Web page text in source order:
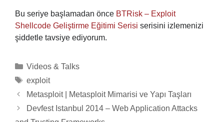
Bu seriye başlamadan önce BTRisk – Exploit
Shellcode Geliştirme Eğitimi Serisi serisini izlemenizi
şiddetle tavsiye ediyorum.
Categories
Videos & Talks
Tags
exploit
Metasploit | Metasploit Mimarisi ve Yapı Taşları
Devfest Istanbul 2014 – Web Application Attacks